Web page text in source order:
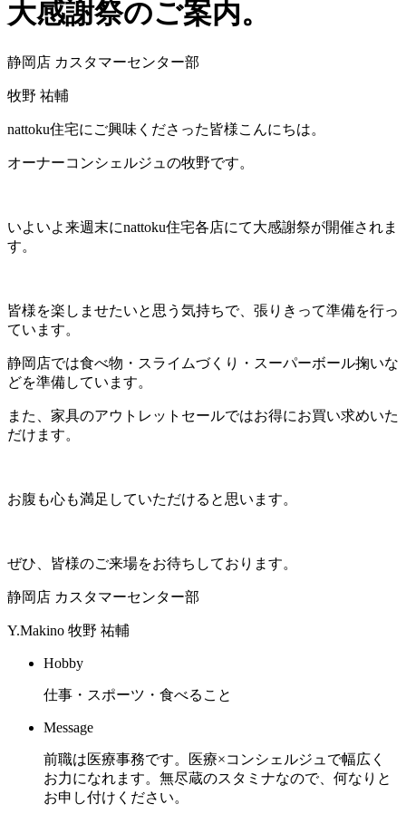
大感謝祭のご案内。
静岡店 カスタマーセンター部
牧野 祐輔
nattoku住宅にご興味くださった皆様こんにちは。
オーナーコンシェルジュの牧野です。
いよいよ来週末にnattoku住宅各店にて大感謝祭が開催されま
す。
皆様を楽しませたいと思う気持ちで、張りきって準備を行っ
ています。
静岡店では食べ物・スライムづくり・スーパーボール掬いな
どを準備しています。
また、家具のアウトレットセールではお得にお買い求めいた
だけます。
お腹も心も満足していただけると思います。
ぜひ、皆様のご来場をお待ちしております。
静岡店 カスタマーセンター部
Y.Makino 牧野 祐輔
Hobby
仕事・スポーツ・食べること
Message
前職は医療事務です。医療×コンシェルジュで幅広く
お力になれます。無尽蔵のスタミナなので、何なりと
お申し付けください。